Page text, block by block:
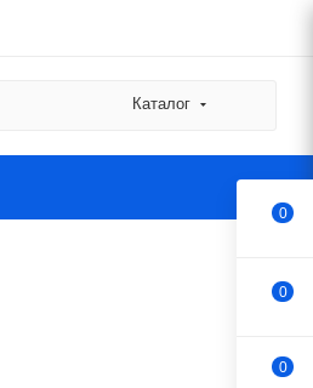
Каталог
0
0
0